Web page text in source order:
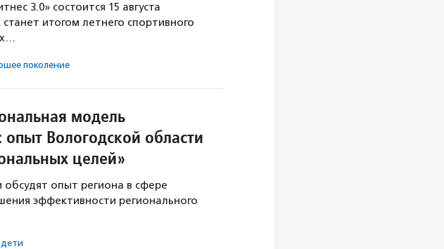
3.0» состоится 15 августа
итогом летнего спортивного
поколение
модель
Вологодской области
целей»
обсудят опыт региона в сфере
эффективности регионального